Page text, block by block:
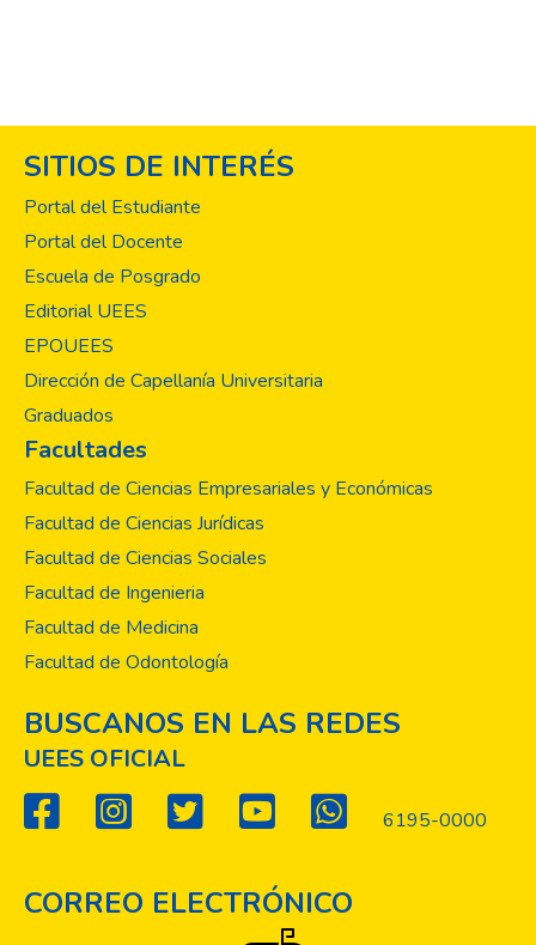
formaldehído, dado que el cadáver es un
tesoro de información académica y científica
futuros profesionales. En El Salvador no
existe un manual de procedimientos para
que ha prevalecido a través del tiempo y
que ha sido trasmitida de generación en
diferentes universidades de El Salvador.
SITIOS DE INTERÉS
Portal del Estudiante
Portal del Docente
Escuela de Posgrado
Editorial UEES
EPOUEES
Dirección de Capellanía Universitaria
Graduados
Facultades
Facultad de Ciencias Empresariales y Económicas
Facultad de Ciencias Jurídicas
Facultad de Ciencias Sociales
Facultad de Ingenieria
Facultad de Medicina
Facultad de Odontología
BUSCANOS EN LAS REDES
UEES OFICIAL
6195-0000
CORREO ELECTRÓNICO